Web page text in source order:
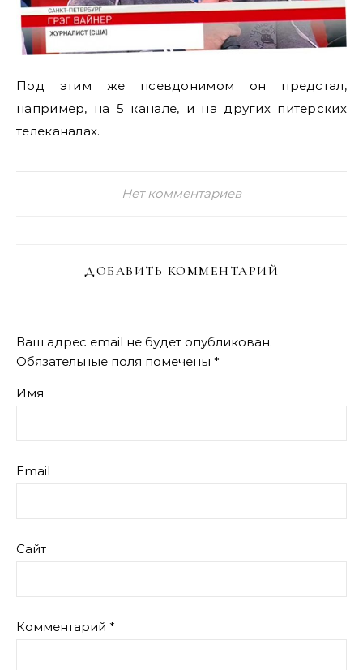
Под этим же псевдонимом он предстал,
например, на 5 канале, и на других питерских
телеканалах.
Нет комментариев
ДОБАВИТЬ КОММЕНТАРИЙ
Ваш адрес email не будет опубликован.
Обязательные поля помечены *
Имя
Email
Сайт
Комментарий *